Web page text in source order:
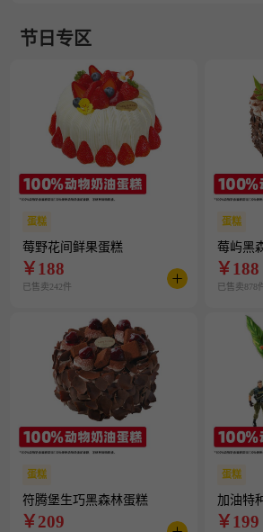
节日专区
蛋糕
莓野花间鲜果蛋糕
￥188
已售卖242件
蛋糕
莓屿黑
￥188
已售卖878
蛋糕
符腾堡生巧黑森林蛋糕
￥209
蛋糕
加油特
￥199